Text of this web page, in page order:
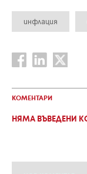
инфлация
КОМЕНТАРИ
НЯМА ВЪВЕДЕНИ